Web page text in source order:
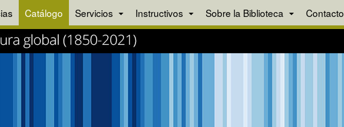
Catálogo Servicios Instructivos Sobre la Biblioteca Contacto